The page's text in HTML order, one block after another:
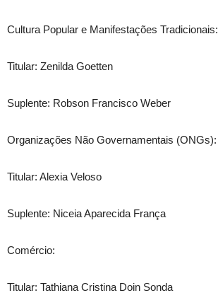
Cultura Popular e Manifestações Tradicionais:
Titular: Zenilda Goetten
Suplente: Robson Francisco Weber
Organizações Não Governamentais (ONGs):
Titular: Alexia Veloso
Suplente: Niceia Aparecida França
Comércio:
Titular: Tathiana Cristina Doin Sonda